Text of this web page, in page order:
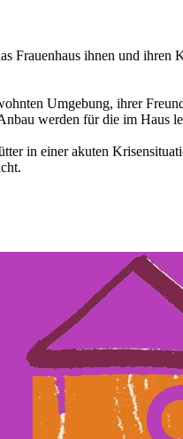
Frauenhaus ihnen und
Umgebung, ihrer
werden für die im
in einer akuten